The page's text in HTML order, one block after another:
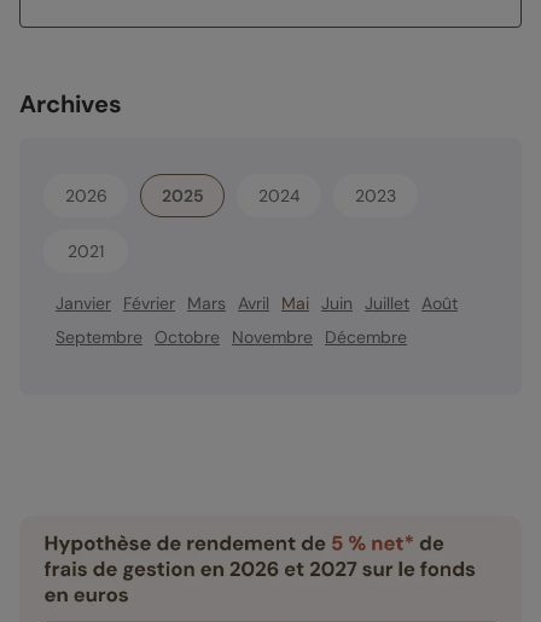
Archives
2026 2025 2024 2023
2021
Janvier Février Mars Avril Mai Juin Juillet
Août
Septembre
Octobre Novembre Décembre